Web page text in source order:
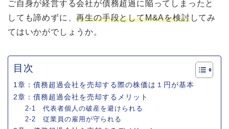
ご自身が経営する会社が債務超過に陥ってしまったと
しても諦めずに、再生の手段としてM&Aを検討してみ
てはいかがでしょうか。
目次
1章：債務超過会社を売却する際の株価は１円が基本
2章：債務超過会社を売却するメリット
2-1 代表者個人の破産を避けられる
2-2 従業員の雇用が守られる